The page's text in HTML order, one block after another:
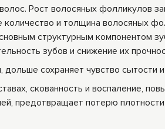
Рост волосяных фолликулов
и толщина волосяных
структурным компонентом
зубов и снижение их
сохраняет чувство сытости
скованность и воспаление,
предотвращает потерю